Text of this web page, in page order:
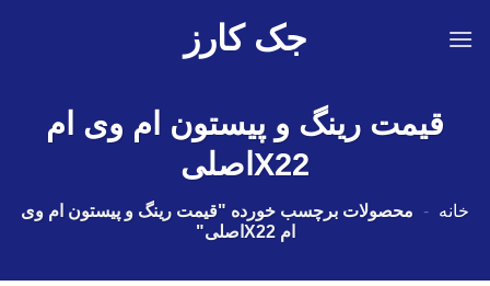
جک کارز
قیمت رینگ و پیستون ام وی ام
X22اصلی
خانه -
محصولات برچسب خورده "قیمت رینگ و پیستون ام وی
ام X22اصلی"